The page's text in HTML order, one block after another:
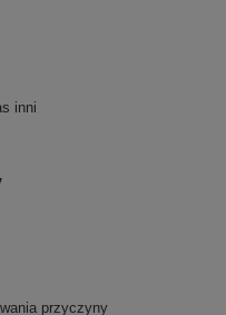
inni
przyczyny